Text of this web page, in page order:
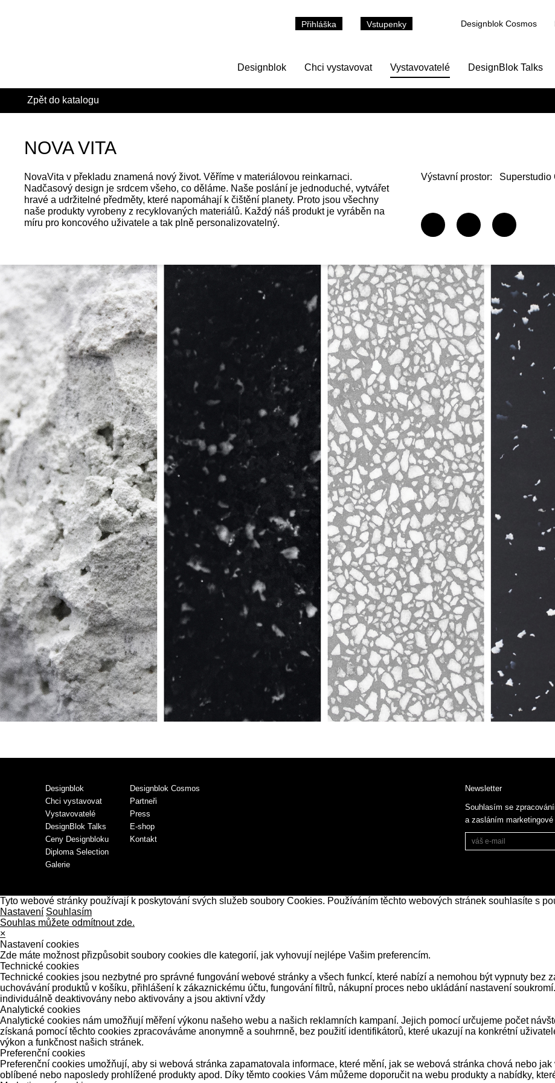
Přihláška Vstupenky Designblok Cosmos
Designblok Chci vystavovat Vystavovatelé DesignBlok Talks
Zpět do katalogu
NOVA VITA
NovaVita v překladu znamená nový život. Věříme v materiálovou reinkarnaci.
Nadčasový design je srdcem všeho, co děláme. Naše poslání je jednoduché, vytvářet
hravé a udržitelné předměty, které napomáhají k čištění planety. Proto jsou všechny
naše produkty vyrobeny z recyklovaných materiálů. Každý náš produkt je vyráběn na
míru pro koncového uživatele a tak plně personalizovatelný.
Výstavní prostor: Superstudio
Designblok
Chci vystavovat
Vystavovatelé
DesignBlok Talks
Ceny Designbloku
Diploma Selection
Galerie
Designblok Cosmos
Partneři
Press
E-shop
Kontakt
Newsletter
Souhlasím se
a zasláním
Tyto webové stránky používají k poskytování svých služeb soubory Cookies. Používáním těchto webových stránek souhlasíte s
Nastavení Souhlasím
Souhlas můžete odmítnout zde.
×
Nastavení cookies
Zde máte možnost přizpůsobit soubory cookies dle kategorií, jak vyhovují nejlépe Vašim preferencím.
Technické cookies
Technické cookies jsou nezbytné pro správné fungování webové stránky a všech funkcí, které nabízí a nemohou být vypnuty bez
uchovávání produktů v košíku, přihlášení k zákaznickému účtu, fungování filtrů, nákupní proces nebo ukládání nastavení
individuálně deaktivovány nebo aktivovány a jsou aktivní vždy
Analytické cookies
Analytické cookies nám umožňují měření výkonu našeho webu a našich reklamních kampaní. Jejich pomocí určujeme počet
získaná pomocí těchto cookies zpracováváme anonymně a souhrnně, bez použití identifikátorů, které ukazují na konkrétní
výkon a funkčnost našich stránek.
Preferenční cookies
Preferenční cookies umožňují, aby si webová stránka zapamatovala informace, které mění, jak se webová stránka chová nebo
oblíbené nebo naposledy prohlížené produkty apod. Díky těmto cookies Vám můžeme doporučit na webu produkty a nabídky,